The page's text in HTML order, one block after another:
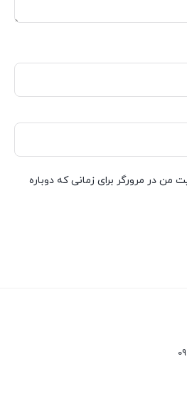
من در مرورگر برای زمانی که دوباره